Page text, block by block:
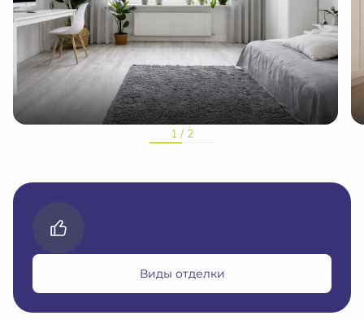
1 / 2
Виды отделки